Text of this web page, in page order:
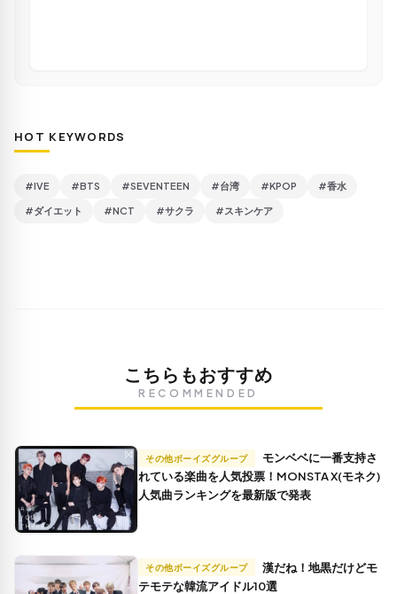
HOT KEYWORDS
#IVE #BTS #SEVENTEEN #台湾 #KPOP #香水
#ダイエット #NCT #サクラ #スキンケア
こちらもおすすめ
RECOMMENDED
その他ボーイズグループ
れている楽曲を人気投票！MONSTA X(モネク)
人気曲ランキングを最新版で発表
その他ボーイズグループ
テモテな韓流アイドル10選